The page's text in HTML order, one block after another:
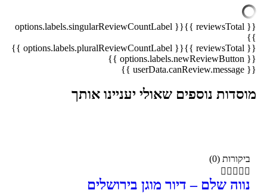
{{ reviewsTotal }}
{{ options.labels.singularReviewCountLabel
}}
{{ reviewsTotal }}
{{ options.labels.pluralReviewCountLabel }}
{{ options.labels.newReviewButton }}
{{ userData.canReview.message }}
מוסדות נוספים שאולי יעניינו אותך
ביקורות (0)
    
נווה שלם – דיור מוגן בירושלים